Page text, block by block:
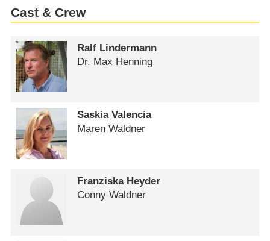
Cast & Crew
Ralf Lindermann
Dr. Max Henning
Saskia Valencia
Maren Waldner
Franziska Heyder
Conny Waldner